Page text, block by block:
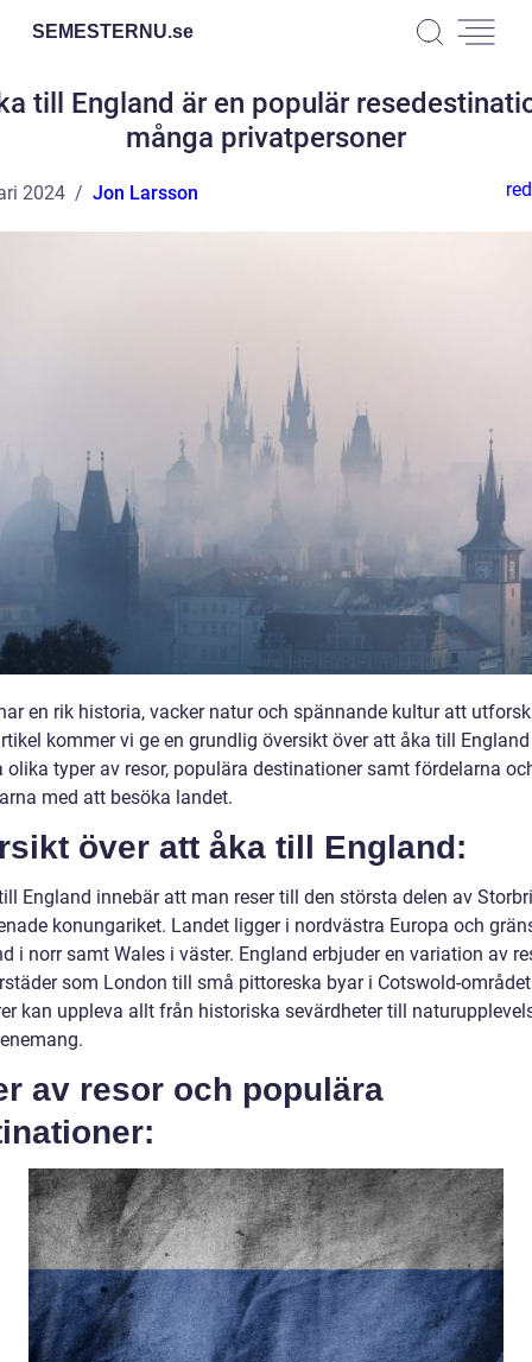
SEMESTERNU.se
till England är en populär
många privatpersoner
2024 Jon Larsson
en rik historia, vacker natur och spännande kultur att
kommer vi ge en grundlig översikt över att åka till
olika typer av resor, populära destinationer samt fördelarna
med att besöka landet.
över att åka till England:
England innebär att man reser till den största delen av
konungariket. Landet ligger i nordvästra Europa och
i norr samt Wales i väster. England erbjuder en variation av
som London till små pittoreska byar i Cotswold-
kan uppleva allt från historiska sevärdheter till
av resor och populära